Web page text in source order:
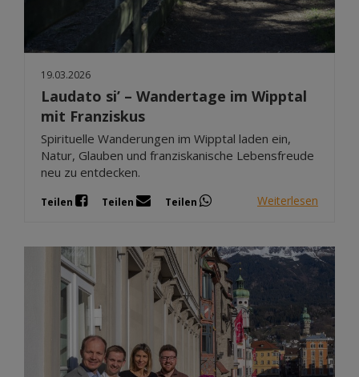
19.03.2026
Laudato si’ – Wandertage im Wipptal
mit Franziskus
Spirituelle Wanderungen im Wipptal laden ein,
Natur, Glauben und franziskanische Lebensfreude
neu zu entdecken.
Teilen Teilen Teilen Weiterlesen